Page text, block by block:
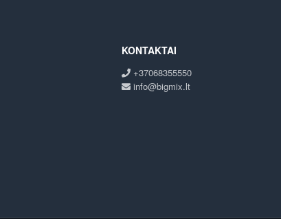
KONTAKTAI
+37068355550
info@bigmix.lt